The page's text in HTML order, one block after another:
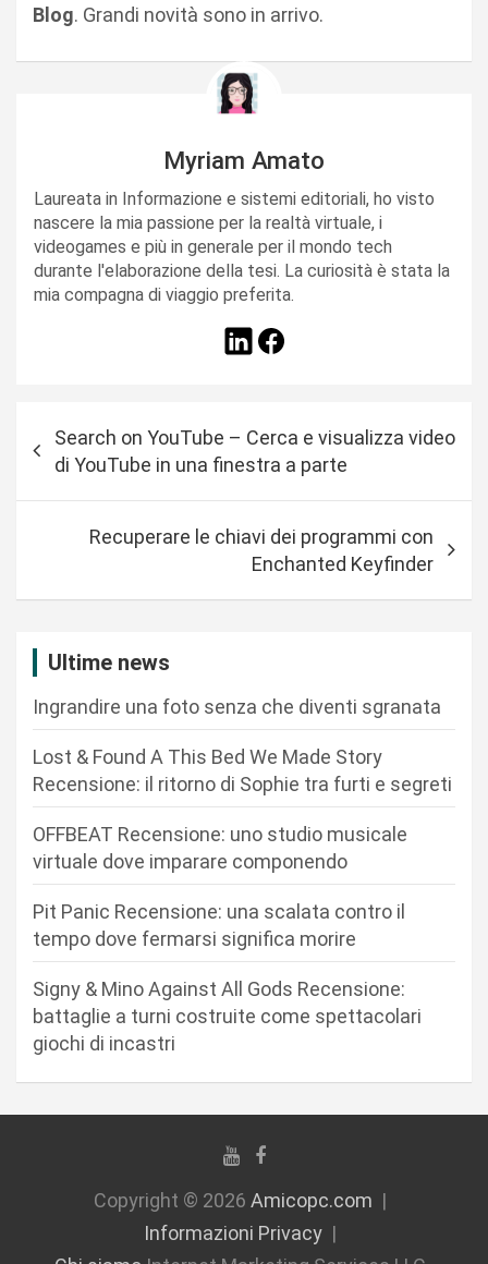
Blog. Grandi novità sono in arrivo.
Myriam Amato
Laureata in Informazione e sistemi editoriali, ho visto
nascere la mia passione per la realtà virtuale, i
videogames e più in generale per il mondo tech
durante l'elaborazione della tesi. La curiosità è stata la
mia compagna di viaggio preferita.
a
Search on YouTube – Cerca e visualizza video
di YouTube in una finestra a parte
Recuperare le chiavi dei programmi con
Enchanted Keyfinder
Ultime news
Ingrandire una foto senza che diventi sgranata
Lost & Found A This Bed We Made Story
Recensione: il ritorno di Sophie tra furti e segreti
OFFBEAT Recensione: uno studio musicale
virtuale dove imparare componendo
Pit Panic Recensione: una scalata contro il
tempo dove fermarsi significa morire
Signy & Mino Against All Gods Recensione:
battaglie a turni costruite come spettacolari
giochi di incastri
Copyright © 2026 Amicopc.com
Informazioni Privacy